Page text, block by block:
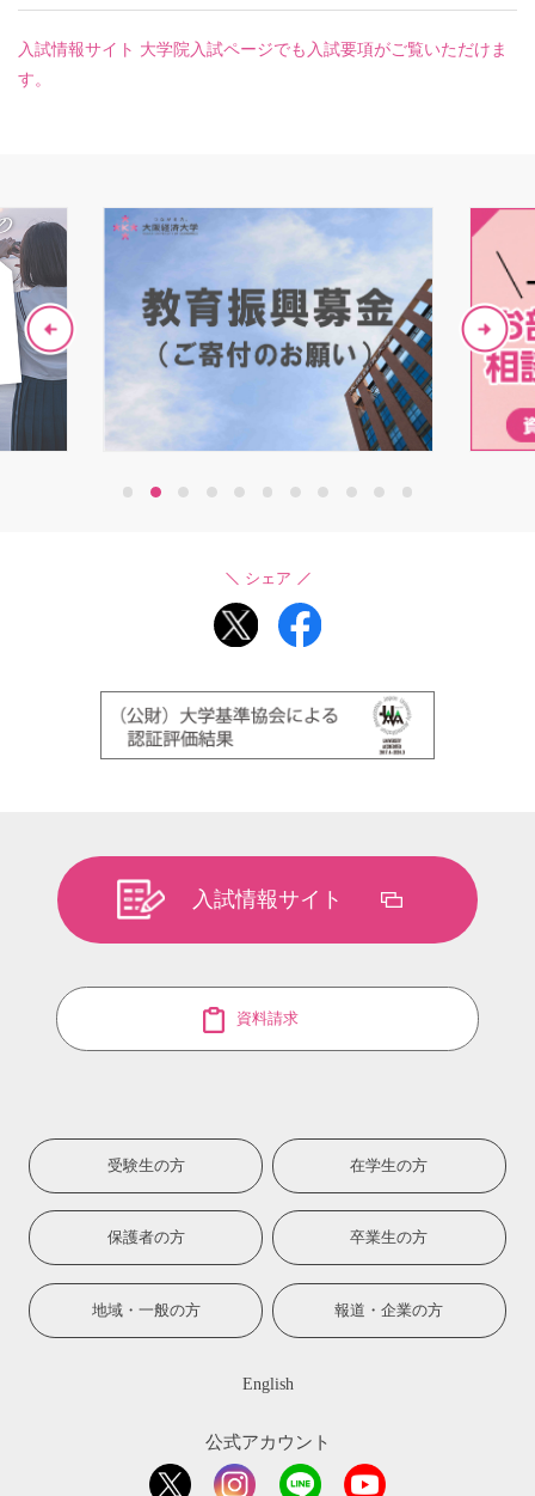
入試情報サイト 大学院入試ページでも入試要項がご覧いただけま
す。
2 4 5 7 9
シェア
入試情報サイト
資料請求
受験生の方 在学生の方
保護者の方 卒業生の方
地域・一般の方 報道・企業の方
English
公式アカウント